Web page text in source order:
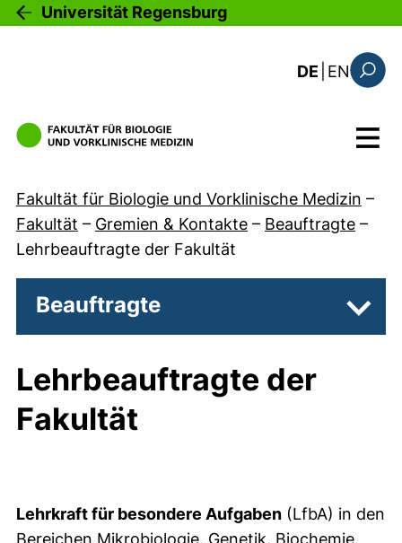
Direkt zum Inhalt
Universität Regensburg
DE EN: this
Menü
Fakultät für Biologie und Vorklinische Medizin –
Fakultät – Gremien & Kontakte – Beauftragte –
Lehrbeauftragte der Fakultät
Beauftragte
Lehrbeauftragte der
Fakultät
Lehrkraft für besondere Aufgaben (LfbA) in den
Bereichen Mikrobiologie, Genetik, Biochemie,